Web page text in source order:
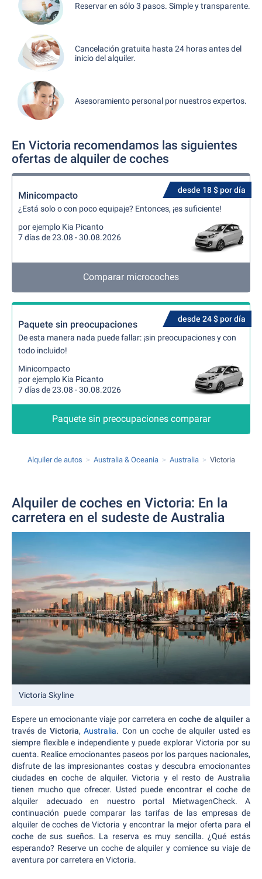
Reservar en sólo 3 pasos. Simple y transparente.
Cancelación gratuita hasta 24 horas antes del
inicio del alquiler.
Asesoramiento personal por nuestros expertos.
En Victoria recomendamos las siguientes
ofertas de alquiler de coches
desde 18 $ por día
Minicompacto
¿Está solo o con poco equipaje? Entonces, ¡es suficiente!
por ejemplo Kia Picanto
7 días de 23.08 - 30.08.2026
Comparar microcoches
desde 24 $ por día
Paquete sin preocupaciones
De esta manera nada puede fallar: ¡sin preocupaciones y con
todo incluido!
Minicompacto
por ejemplo Kia Picanto
7 días de 23.08 - 30.08.2026
Paquete sin preocupaciones comparar
Alquiler de autos Australia & Oceania Australia Victoria
Alquiler de coches en Victoria: En la
carretera en el sudeste de Australia
Victoria Skyline
Espere un emocionante viaje por carretera en coche de alquiler a
través de Victoria,Australia. Con un coche de alquiler usted es
siempre flexible e independiente y puede explorar Victoria por su
cuenta. Realice emocionantes paseos por los parques nacionales,
disfrute de las impresionantes costas y descubra emocionantes
ciudades en coche de alquiler. Victoria y el resto de Australia
tienen mucho que ofrecer. Usted puede encontrar el coche de
alquiler adecuado en nuestro portal MietwagenCheck. A
continuación puede comparar las tarifas de las empresas de
alquiler de coches de Victoria y encontrar la mejor oferta para el
coche de sus sueños. La reserva es muy sencilla. ¿Qué estás
esperando? Reserve un coche de alquiler y comience su viaje de
aventura por carretera en Victoria.